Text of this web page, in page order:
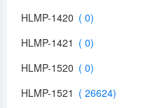
HLMP-1420
HLMP-1421
HLMP-1520
HLMP-1521